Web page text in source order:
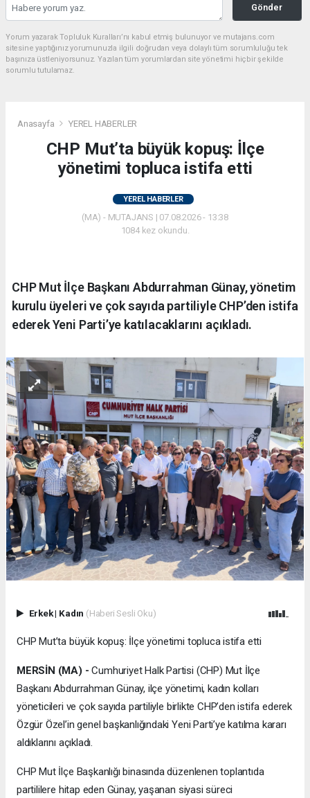
Gönder
Yorum yazarak Topluluk Kuralları’nı kabul etmiş bulunuyor ve mutajans.com
sitesine yaptığınız yorumunuzla ilgili doğrudan veya dolaylı tüm sorumluluğu tek
başınıza üstleniyorsunuz. Yazılan tüm yorumlardan site yönetimi hiçbir şekilde
sorumlu tutulamaz.
Anasayfa YEREL HABERLER
CHP Mut’ta büyük kopuş: İlçe
yönetimi topluca istifa etti
YEREL HABERLER
(MA) - MUTAJANS | 07.08.2026 - 13:38
1084 kez okundu.
CHP Mut İlçe Başkanı Abdurrahman Günay, yönetim
kurulu üyeleri ve çok sayıda partiliyle CHP’den istifa
ederek Yeni Parti’ye katılacaklarını açıkladı.
Erkek| Kadın (Haberi Sesli Oku)
CHP Mut’ta büyük kopuş: İlçe yönetimi topluca istifa etti
MERSİN (MA) - Cumhuriyet Halk Partisi (CHP) Mut İlçe
Başkanı Abdurrahman Günay, ilçe yönetimi, kadın kolları
yöneticileri ve çok sayıda partiliyle birlikte CHP’den istifa ederek
Özgür Özel’in genel başkanlığındaki Yeni Parti’ye katılma kararı
aldıklarını açıkladı.
CHP Mut İlçe Başkanlığı binasında düzenlenen toplantıda
partililere hitap eden Günay, yaşanan siyasi süreci